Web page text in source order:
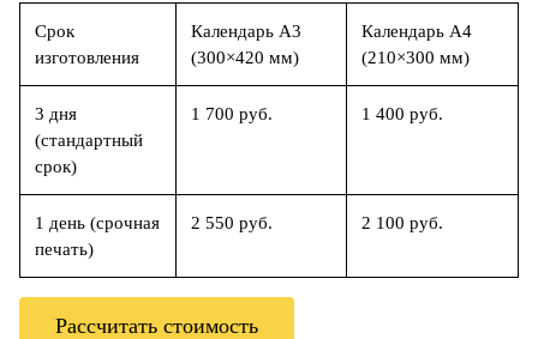
Срок
изготовления
Календарь А3
(300×420 мм)
Календарь А4
(210×300 мм)
3 дня
(стандартный
срок)
1 700 руб. 1 400 руб.
1 день (срочная
печать)
2 550 руб. 2 100 руб.
Рассчитать стоимость